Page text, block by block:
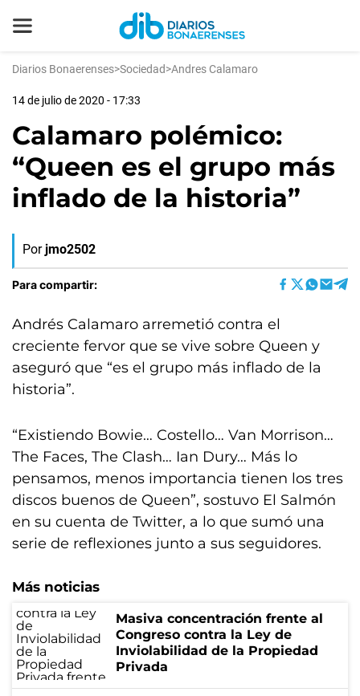
Diarios Bonaerenses>Sociedad>Andres Calamaro
14 de julio de 2020 - 17:33
Calamaro polémico:
“Queen es el grupo más
inflado de la historia”
Por jmo2502
Para compartir:
Andrés Calamaro arremetió contra el
creciente fervor que se vive sobre Queen y
aseguró que “es el grupo más inflado de la
historia”.
“Existiendo Bowie… Costello… Van Morrison…
The Faces, The Clash… Ian Dury… Más lo
pensamos, menos importancia tienen los tres
discos buenos de Queen”, sostuvo El Salmón
en su cuenta de Twitter, a lo que sumó una
serie de reflexiones junto a sus seguidores.
Más noticias
Masiva concentración frente al
Congreso contra la Ley de
Inviolabilidad de la Propiedad
Privada